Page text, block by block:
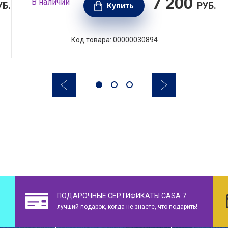
Купить РУБ.
Код товара: 00000030894
ПОДАРОЧНЫЕ СЕРТИФИКАТЫ CASA 7
лучший подарок, когда не знаете, что подарить!